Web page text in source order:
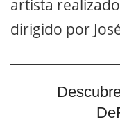
artista
dirigido por